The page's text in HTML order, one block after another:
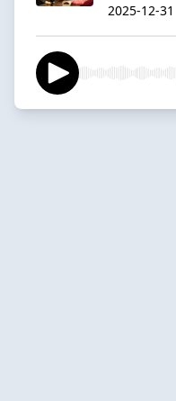
2025-12-31